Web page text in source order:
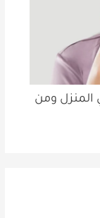
المنزل ومن